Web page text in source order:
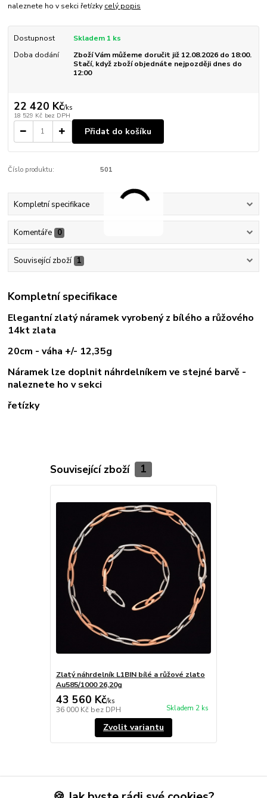
naleznete ho v sekci řetízky celý popis
Dostupnost
Skladem 1 ks
Doba dodání
Zboží Vám můžeme doručit již 12.08.2026 do 18:00.
Stačí, když zboží objednáte nejpozději dnes do
12:00
22 420 Kč/ks
18 529 Kč bez DPH
Přidat do košíku
Číslo produktu: 501
Kompletní specifikace
Komentáře 0
Související zboží 1
Kompletní specifikace
Elegantní zlatý náramek vyrobený z bílého a růžového
14kt zlata
20cm - váha +/- 12,35g
Náramek lze doplnit náhrdelníkem ve stejné barvě -
naleznete ho v sekci
řetízky
Související zboží 1
Zlatý náhrdelník L1BIN bílé a růžové zlato
Au585/1000 26,20g
43 560 Kč/ks
36 000 Kč bez DPH Skladem 2 ks
Zvolit variantu
Zboží zařazeno v kategoriích